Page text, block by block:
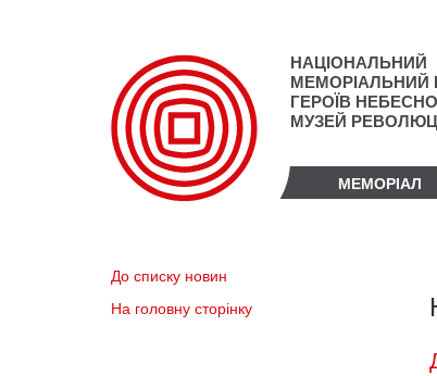
НАЦІОНАЛЬНИЙ
МЕМОРІАЛЬНИЙ
ГЕРОЇВ
МУЗЕЙ
МЕМОРІАЛ
До списку новин
На головну сторінку